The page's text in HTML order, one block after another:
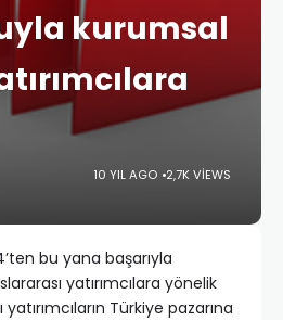
kurumsal
10 YIL AGO 2,7K VIEWS
bu yana başarıyla
yatırımcılara yönelik
yatırımcıların Türkiye pazarına